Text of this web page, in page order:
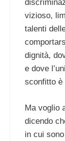
vizioso,
talenti
dignità,
e dove
sconfitto è
Ma voglio
dicendo
in cui